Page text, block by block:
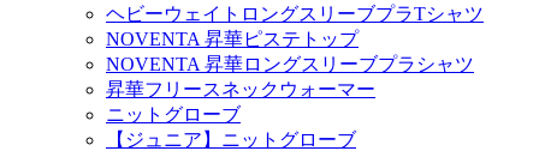
ヘビーウェイトロングスリーブプラTシャツ
NOVENTA 昇華ピステトップ
NOVENTA 昇華ロングスリーブプラシャツ
昇華フリースネックウォーマー
ニットグローブ
【ジュニア】ニットグローブ